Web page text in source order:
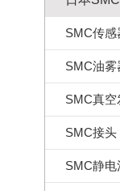
SMC传感
SMC油雾
SMC真空
SMC接头
SMC静电